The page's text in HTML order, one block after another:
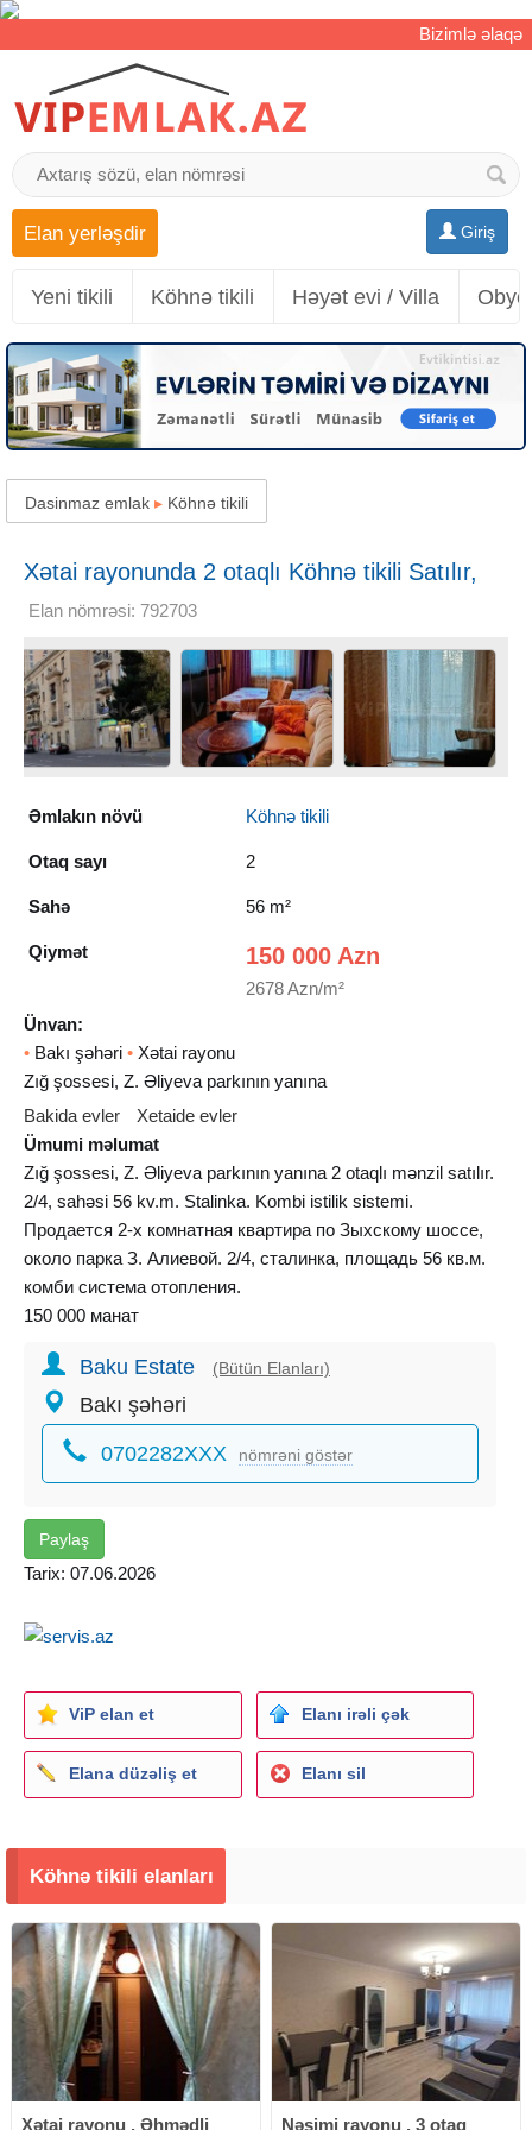
Bizimlə əlaqə
Giriş
Elan yerləşdir
Yeni tikili Köhnə tikili Həyət evi / Villa
Dasinmaz emlak ▸ Köhnə tikili
Xətai rayonunda 2 otaqlı Köhnə tikili Satılır,
56 m²
Elan nömrəsi: 792703
Əmlakın növü Köhnə tikili
Otaq sayı 2
Sahə 56 m²
Qiymət 150 000 Azn
2678 Azn/m²
Ünvan:
• Bakı şəhəri • Xətai rayonu
Zığ şossesi, Z. Əliyeva parkının yanına
Bakida evler
Xetaide evler
Ümumi məlumat
Zığ şossesi, Z. Əliyeva parkının yanına 2 otaqlı mənzil satılır.
2/4, sahəsi 56 kv.m. Stalinka. Kombi istilik sistemi.
Продается 2-х комнатная квартира по Зыхскому шоссе,
около парка З. Алиевой. 2/4, сталинка, площадь 56 кв.м.
комби система отопления.
150 000 манат
Baku Estate (Bütün Elanları)
Bakı şəhəri
0702282XXX nömrəni göstər
Paylaş
Tarix: 07.06.2026
ViP elan et Elanı irəli çək
Elana düzəliş et Elanı sil
Köhnə tikili elanları
Xətai rayonu , Əhmədli Nəsimi rayonu , 3 otaq